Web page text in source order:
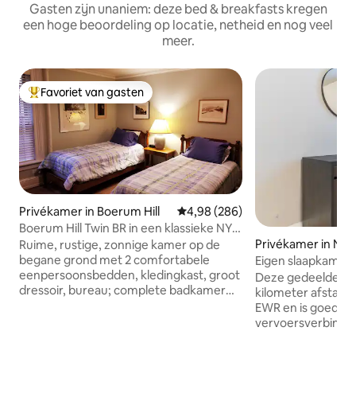
Gasten zijn unaniem: deze bed & breakfasts kregen
een hoge beoordeling op locatie, netheid en nog veel
meer.
Topfavoriet van gasten
Favoriet van gasten
Privékamer in Boerum Hill Gemiddelde beoordeling van
4,98 (286)
Boerum Hill Twin BR in een klassieke NYC
Brownstone
Ruime, rustige, zonnige kamer op de
begane grond met 2 comfortabele
eenpersoonsbedden, kledingkast, groot
dressoir, bureau; complete badkamer
Privékamer in
Eigen slaapkamer
(C)
Deze gedeelde
kilometer afstand
EWR en is goed